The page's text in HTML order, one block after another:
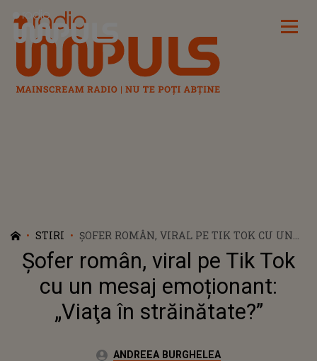
Radio Impuls
STIRI
ȘOFER ROMÂN, VIRAL PE TIK TOK CU UN
MESAJ EMOȚIONANT: „VIAŢA ÎN
STRĂINĂTATE?”
Șofer român, viral pe Tik Tok
cu un mesaj emoționant:
„Viaţa în străinătate?”
Autor:ANDREEA BURGHELEA